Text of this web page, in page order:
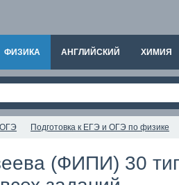
ФИЗИКА АНГЛИЙСКИЙ ХИМИЯ
ОГЭ Подготовка к ЕГЭ и ОГЭ по физике
(ФИПИ) 30